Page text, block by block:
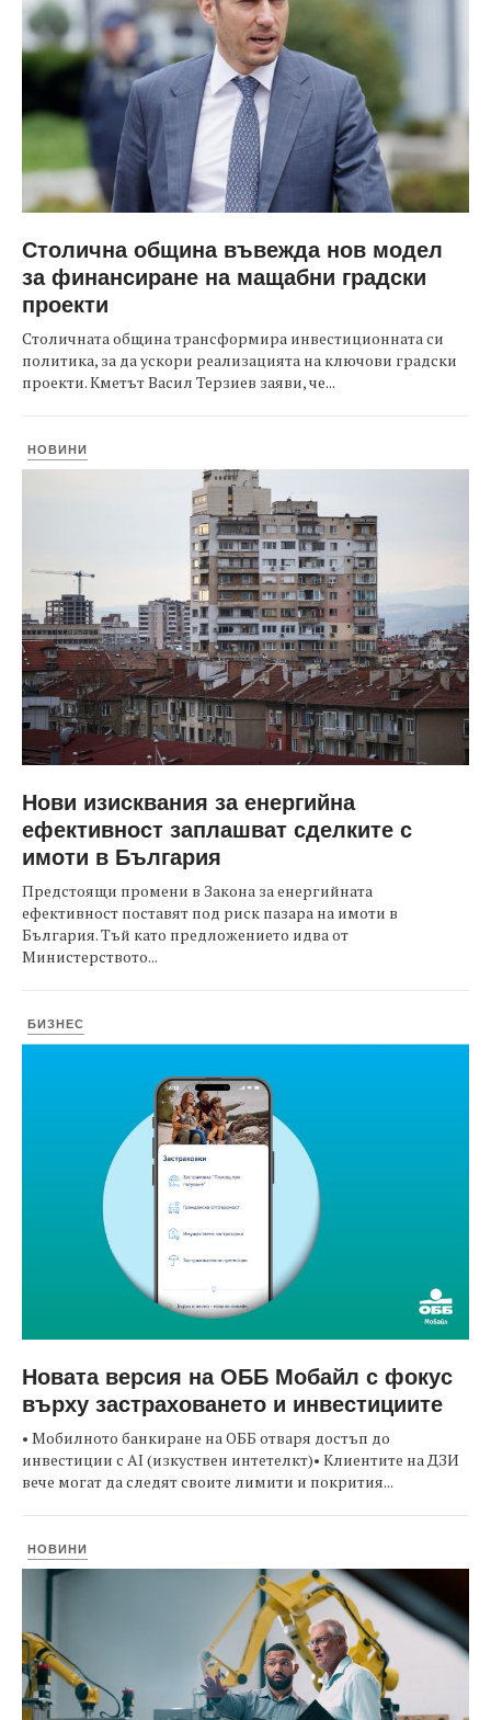
Столична община въвежда нов модел
за финансиране на мащабни градски
проекти
Столичната община трансформира инвестиционната си
политика, за да ускори реализацията на ключови градски
проекти. Кметът Васил Терзиев заяви, че...
НОВИНИ
Нови изисквания за енергийна
ефективност заплашват сделките с
имоти в България
Предстоящи промени в Закона за енергийната
ефективност поставят под риск пазара на имоти в
България. Тъй като предложението идва от
Министерството...
БИЗНЕС
Новата версия на ОББ Мобайл с фокус
върху застраховането и инвестициите
• Мобилното банкиране на ОББ отваря достъп до
инвестиции с AI (изкуствен интетелкт)• Клиентите на ДЗИ
вече могат да следят своите лимити и покрития...
НОВИНИ